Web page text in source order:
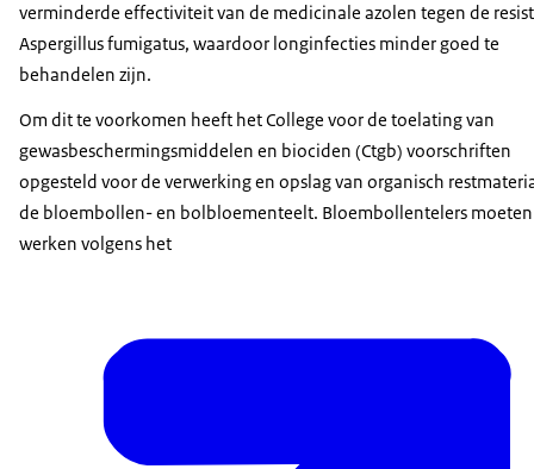
verminderde effectiviteit van de medicinale azolen tegen de
Aspergillus fumigatus, waardoor longinfecties minder goed te
behandelen zijn.
Om dit te voorkomen heeft het College voor de toelating van
gewasbeschermingsmiddelen en biociden (Ctgb) voorschriften
opgesteld voor de verwerking en opslag van organisch
de bloembollen- en bolbloementeelt. Bloembollentelers moeten
werken volgens het